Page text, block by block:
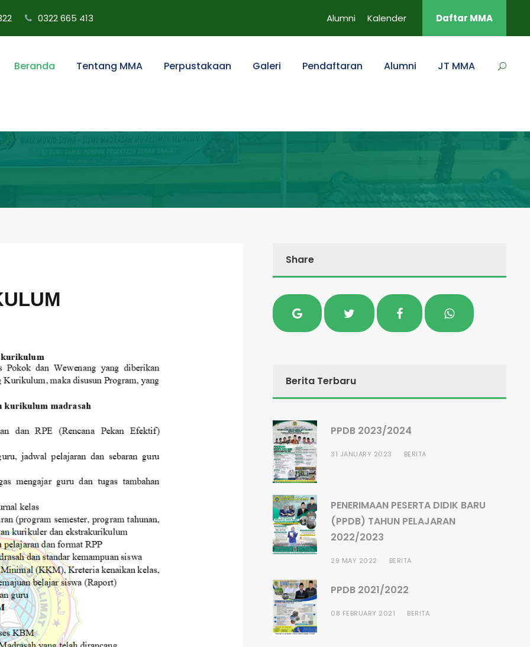
0322 665 413 Alumni Kalender Daftar MMA
Beranda Tentang MMA Perpustakaan Galeri Pendaftaran Alumni JT MMA
Share
Berita Terbaru
PPDB 2023/2024
31 JANUARY 2023 BERITA
PENERIMAAN PESERTA DIDIK BARU
(PPDB) TAHUN PELAJARAN
2022/2023
29 MAY 2022 BERITA
PPDB 2021/2022
08 FEBRUARY 2021 BERITA